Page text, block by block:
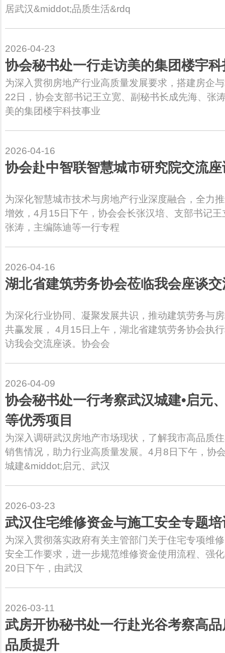
居武汉&middot;品质生活&rdq
2026-04-23
协会秘书处一行走访美的集团楼宇
为深入贯彻房地产行业高质量发展要求，搭建房企
22日，协会支部书记王立宽、副秘书长成先海、张
美的集团楼宇科技事业
2026-04-16
协会赴中智联智慧城市研究院交流座
为深化智慧城市技术与房地产行业深度融合，全力
增效，4月15日下午，协会会长张汉培、支部书记
张涛，主编陈迪等一行专程
2026-04-16
湖北省建筑劳务协会莅临我会座谈交
为深化行业协同、凝聚发展共识，推动建筑劳务与
共赢发展， 4月15日上午，湖北省建筑劳务协会执
访我会交流座谈。协会会
2026-04-09
协会秘书处一行考察武汉城建•启元
等优秀项目
为深入调研武汉房地产市场现状，了解我市高品质
销售情况，助力行业高质量发展。4月8日下午，协
城建&middot;启元、武汉
2026-03-23
武汉住宅维修资金与施工安全专题
为深入贯彻落实政府有关主管部门关于住宅专项维
安全工作要求，进一步规范维修资金使用流程、强
20日下午，由武汉
2026-03-11
武房开协秘书处一行赴光谷考察高
品质提升